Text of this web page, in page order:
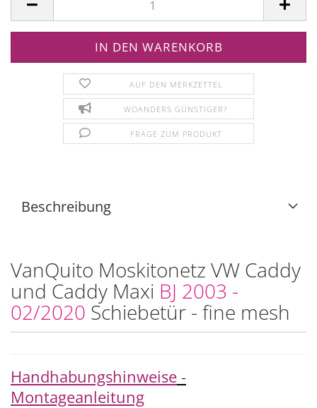
AUF DEN MERKZETTEL
WOANDERS GÜNSTIGER?
FRAGE ZUM PRODUKT
Beschreibung
VanQuito Moskitonetz VW Caddy
und Caddy Maxi BJ 2003 -
02/2020 Schiebetür - fine mesh
Handhabungshinweise -
Montageanleitung